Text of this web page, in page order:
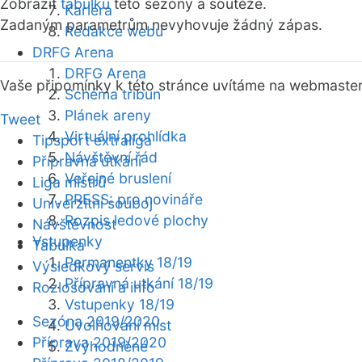
Kariéra
Redakce webu
DRFG Arena
DRFG Arena
Schéma tribun
Plánek areny
Virtuální prohlídka
Návštěvní řád
Veřejné bruslení
PRESS: pro novináře
Rozpis ledové plochy
Vstupenky
Permanentky 18/19
Přípravná utkání 18/19
Vstupenky 18/19
Uvolňování míst
Zvýhodněné
Zobrazit tabulku této sezóny a soutěže.
Zadaným parametrům nevyhovuje žádný zápas.
Vaše připomínky k této stránce uvítáme na webmaster
Tweet
Tipsport extraliga
Přípravná utkání
Liga mistrů
Univerzitní souboj
Návštěvnost
Tabulka
Výsledkový servis
Rozlosování a info
Sezóna 2019/2020
Příprava 2019/2020